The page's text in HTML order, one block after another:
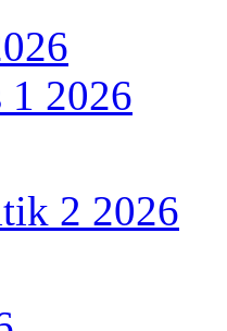
1 2026
2 2026